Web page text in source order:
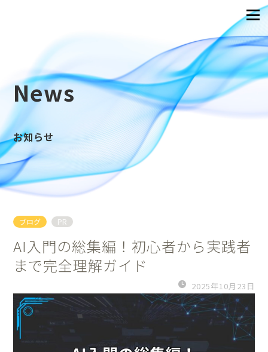
News
お知らせ
ブログ PR
AI入門の総集編！初心者から実践者
まで完全理解ガイド
2025年10月23日